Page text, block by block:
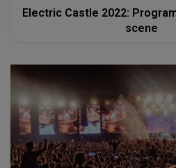
Electric Castle 2022:
scene